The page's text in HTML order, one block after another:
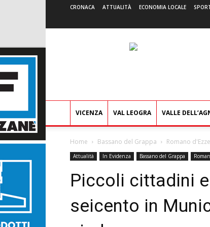
CRONACA ATTUALITÀ ECONOMIA LOCALE
VICENZA VAL LEOGRA VALLE
Home Bassano del Grappa Romano
Attualità In Evidenza Bassano del Grappa
Piccoli cittadini
seicento in